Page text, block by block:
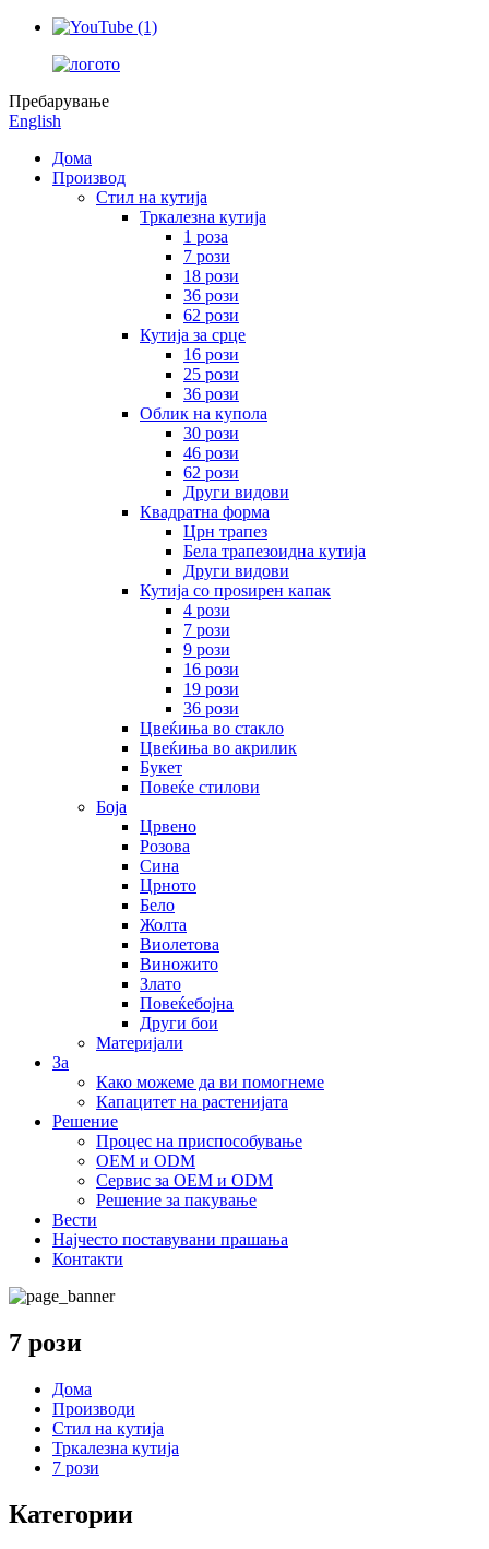
Пребарување
English
Дома
Производ
Стил на кутија
Тркалезна кутија
1 роза
7 рози
18 рози
36 рози
62 рози
Кутија за срце
16 рози
25 рози
36 рози
Облик на купола
30 рози
46 рози
62 рози
Други видови
Квадратна форма
Црн трапез
Бела трапезоидна кутија
Други видови
Кутија со проѕирен капак
4 рози
7 рози
9 рози
16 рози
19 рози
36 рози
Цвеќиња во стакло
Цвеќиња во акрилик
Букет
Повеќе стилови
Боја
Црвено
Розова
Сина
Црното
Бело
Жолта
Виолетова
Виножито
Злато
Повеќебојна
Други бои
Материјали
За
Како можеме да ви помогнеме
Капацитет на растенијата
Решение
Процес на приспособување
OEM и ODM
Сервис за OEM и ODM
Решение за пакување
Вести
Најчесто поставувани прашања
Контакти
7 рози
Дома
Производи
Стил на кутија
Тркалезна кутија
7 рози
Категории